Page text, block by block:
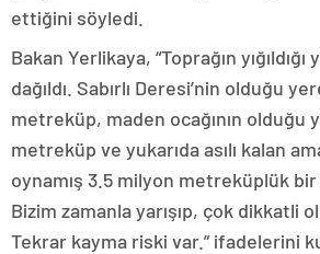
ettiğini söyledi.
Bakan Yerlikaya, “Toprağın
dağıldı. Sabırlı Deresi’nin olduğu
metreküp, maden ocağının olduğu
metreküp ve yukarıda asılı kalan
oynamış 3.5 milyon metreküplük
Bizim zamanla yarışıp, çok dikkatli
Tekrar kayma riski var.” ifadelerini